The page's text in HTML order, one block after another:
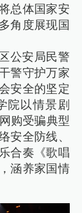
总体国家安
角度展现国
公安局民警
警守护万家
安全的坚定
院以情景剧
购受骗典型
安全防线、
合奏《歌唱
涵养家国情